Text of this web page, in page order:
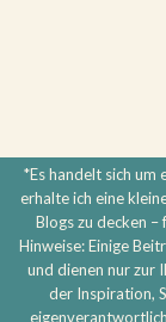
*Es handelt sich um
erhalte ich eine
Blogs zu decken
Hinweise: Einige
und dienen nur zur
der Inspiration,